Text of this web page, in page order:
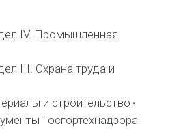
IV. Промышленная
III. Охрана труда и
и строительство
Госгортехнадзора